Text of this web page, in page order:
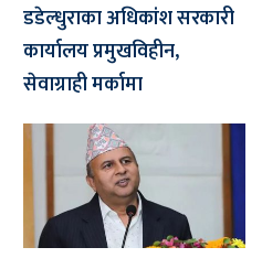
डडेल्धुराका अधिकांश सरकारी
कार्यालय प्रमुखविहीन,
सेवाग्राही मर्कामा